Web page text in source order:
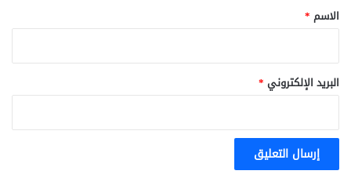
*
الاسم *
البريد الإلكتروني *